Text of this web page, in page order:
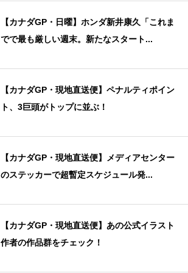
【カナダGP・日曜】ホンダ新井康久「これま
でで最も厳しい週末。新たなスタート...
【カナダGP・現地直送便】ペナルティポイン
ト、3巨頭がトップに並ぶ！
【カナダGP・現地直送便】メディアセンター
のステッカーで超暫定スケジュール発...
【カナダGP・現地直送便】あの公式イラスト
作者の作品群をチェック！